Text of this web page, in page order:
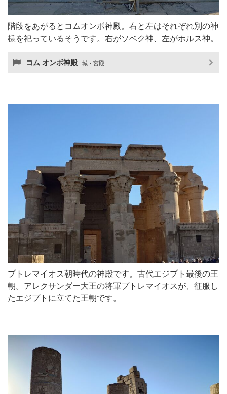
階段をあがるとコムオンボ神殿。右と左はそれぞれ別の神
様を祀っているそうです。右がソベク神、左がホルス神。
コム オンボ神殿 城・宮殿
プトレマイオス朝時代の神殿です。古代エジプト最後の王
朝。アレクサンダー大王の将軍プトレマイオスが、征服し
たエジプトに立てた王朝です。